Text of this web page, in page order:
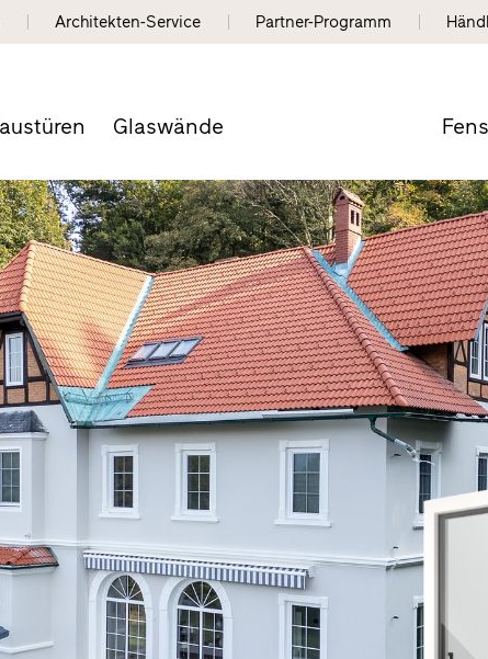
Architekten-Service Partner-Programm
Glaswände